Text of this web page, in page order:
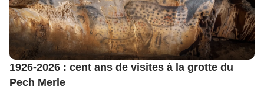
1926-2026 : cent ans de visites à la grotte du
Pech Merle